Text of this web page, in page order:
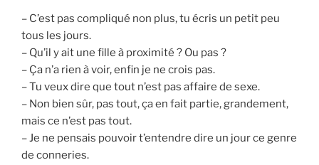
– C’est pas compliqué non plus, tu écris un petit peu
tous les jours.
– Qu’il y ait une fille à proximité ? Ou pas ?
– Ça n’a rien à voir, enfin je ne crois pas.
– Tu veux dire que tout n’est pas affaire de sexe.
– Non bien sûr, pas tout, ça en fait partie, grandement,
mais ce n’est pas tout.
– Je ne pensais pouvoir t’entendre dire un jour ce genre
de conneries.